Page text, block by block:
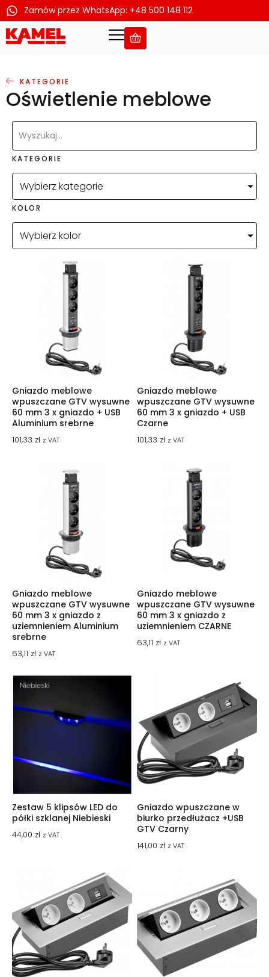
Przejdź
Zamów przez WhatsApp: +48 500 148 112
KATEGORIE
Oświetlenie meblowe
KATEGORIE
Wybierz kategorie
KOLOR
Wybierz kolor
Gniazdo meblowe
wpuszczane GTV wysuwne
60 mm 3 x gniazdo + USB
Aluminium srebrne
101,33 zł z VAT
Gniazdo meblowe
wpuszczane GTV wysuwne
60 mm 3 x gniazdo + USB
Czarne
101,33 zł z VAT
Gniazdo meblowe
wpuszczane GTV wysuwne
60 mm 3 x gniazdo z
uziemnieniem Aluminium
srebrne
63,11 zł z VAT
Gniazdo meblowe
wpuszczane GTV wysuwne
60 mm 3 x gniazdo z
uziemnieniem CZARNE
63,11 zł z VAT
Zestaw 5 klipsów LED do
półki szklanej Niebieski
44,00 zł z VAT
Gniazdo wpuszczane w
biurko przedłużacz +USB
GTV Czarny
141,00 zł z VAT